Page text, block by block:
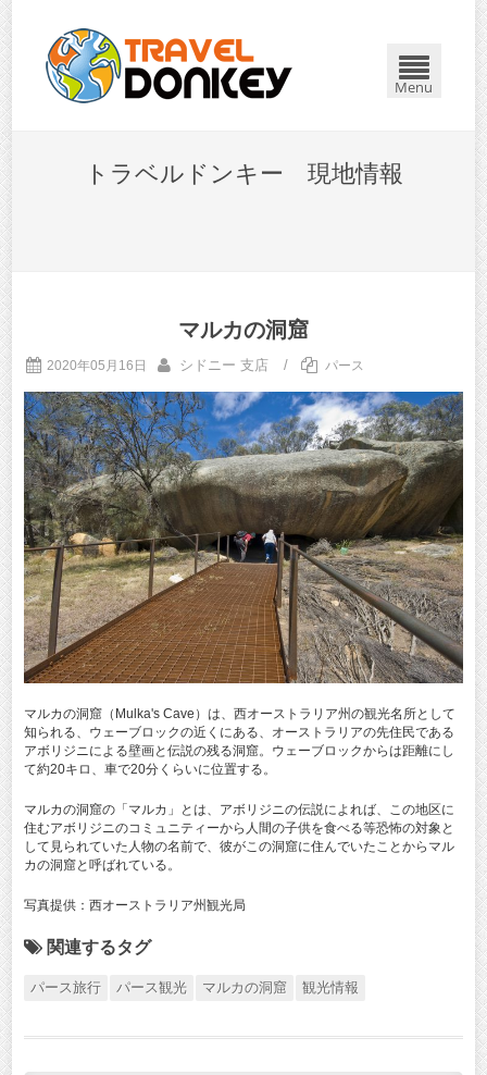
Menu
トラベルドンキー 現地情報
マルカの洞窟
2020年05月16日 シドニー 支店 / パース
マルカの洞窟（Mulka's Cave）は、西オーストラリア州の観光名所として
知られる、ウェーブロックの近くにある、オーストラリアの先住民である
アボリジニによる壁画と伝説の残る洞窟。ウェーブロックからは距離にし
て約20キロ、車で20分くらいに位置する。
マルカの洞窟の「マルカ」とは、アボリジニの伝説によれば、この地区に
住むアボリジニのコミュニティーから人間の子供を食べる等恐怖の対象と
して見られていた人物の名前で、彼がこの洞窟に住んでいたことからマル
カの洞窟と呼ばれている。
写真提供：西オーストラリア州観光局
関連するタグ
パース旅行 パース観光 マルカの洞窟 観光情報